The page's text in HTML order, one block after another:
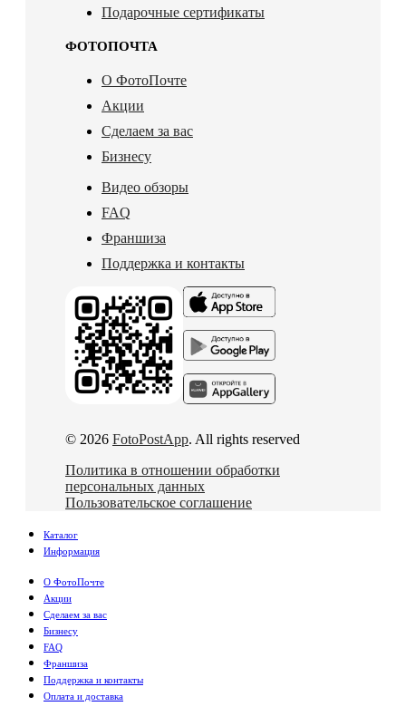
Подарочные сертификаты
ФОТОПОЧТА
О ФотоПочте
Акции
Сделаем за вас
Бизнесу
Видео обзоры
FAQ
Франшиза
Поддержка и контакты
© 2026 FotoPostApp. All rights reserved
Политика в отношении обработки
персональных данных
Пользовательское соглашение
Каталог
Информация
О ФотоПочте
Акции
Сделаем за вас
Бизнесу
FAQ
Франшиза
Поддержка и контакты
Оплата и доставка